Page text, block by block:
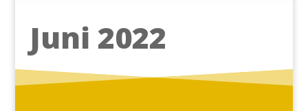
Juni 2022